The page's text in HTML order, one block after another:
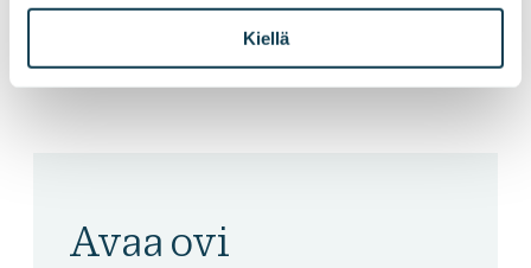
Kiellä
Avaa ovi